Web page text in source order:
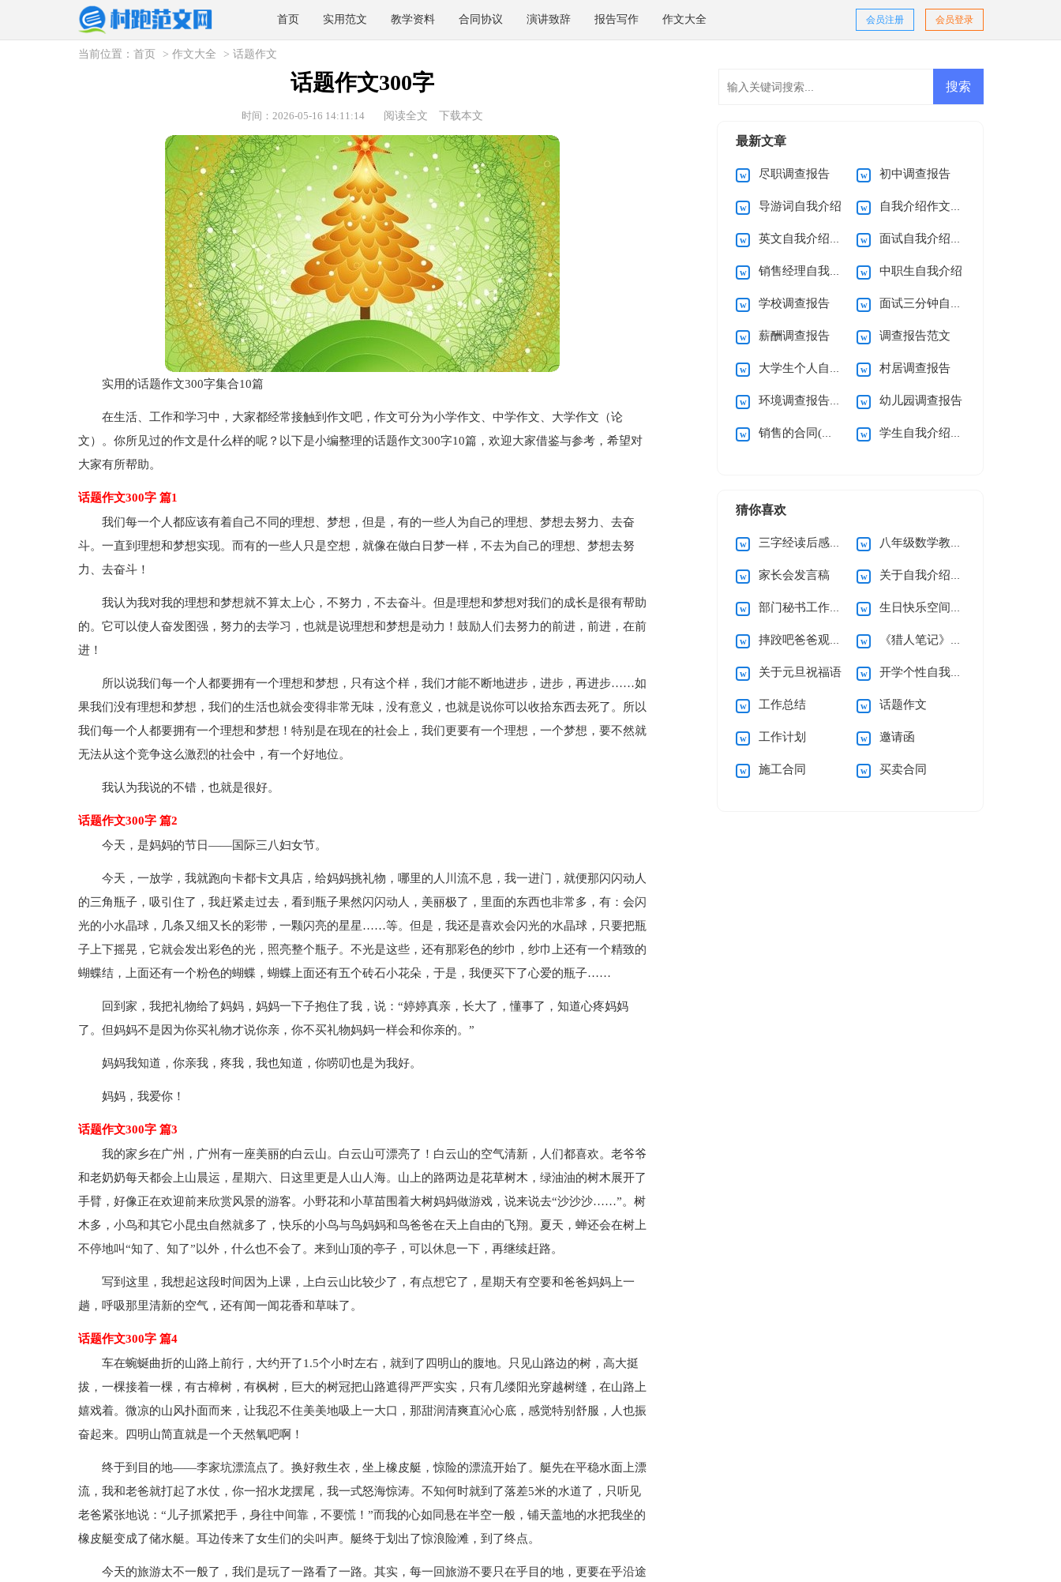
首页 实用范文 教学资料 合同协议 演讲致辞 报告写作 作文大全 会员登录
会员注册
当前位置： 首页 > 作文大全 > 话题作文
话题作文300字
时间：2026-05-16 14:11:14 阅读全文 下载本文
实用的话题作文300字集合10篇
在生活、工作和学习中，大家都经常接触到作文吧，作文可分为小学作文、中学作文、大学作文（论
文）。你所见过的作文是什么样的呢？以下是小编整理的话题作文300字10篇，欢迎大家借鉴与参考，希望对
大家有所帮助。
话题作文300字 篇1
我们每一个人都应该有着自己不同的理想、梦想，但是，有的一些人为自己的理想、梦想去努力、去奋
斗。一直到理想和梦想实现。而有的一些人只是空想，就像在做白日梦一样，不去为自己的理想、梦想去努
力、去奋斗！
我认为我对我的理想和梦想就不算太上心，不努力，不去奋斗。但是理想和梦想对我们的成长是很有帮助
的。它可以使人奋发图强，努力的去学习，也就是说理想和梦想是动力！鼓励人们去努力的前进，前进，在前
进！
所以说我们每一个人都要拥有一个理想和梦想，只有这个样，我们才能不断地进步，进步，再进步……如
果我们没有理想和梦想，我们的生活也就会变得非常无味，没有意义，也就是说你可以收拾东西去死了。所以
我们每一个人都要拥有一个理想和梦想！特别是在现在的社会上，我们更要有一个理想，一个梦想，要不然就
无法从这个竞争这么激烈的社会中，有一个好地位。
我认为我说的不错，也就是很好。
话题作文300字 篇2
今天，是妈妈的节日——国际三八妇女节。
今天，一放学，我就跑向卡都卡文具店，给妈妈挑礼物，哪里的人川流不息，我一进门，就便那闪闪动人
的三角瓶子，吸引住了，我赶紧走过去，看到瓶子果然闪闪动人，美丽极了，里面的东西也非常多，有：会闪
光的小水晶球，几条又细又长的彩带，一颗闪亮的星星……等。但是，我还是喜欢会闪光的水晶球，只要把瓶
子上下摇晃，它就会发出彩色的光，照亮整个瓶子。不光是这些，还有那彩色的纱巾，纱巾上还有一个精致的
蝴蝶结，上面还有一个粉色的蝴蝶，蝴蝶上面还有五个砖石小花朵，于是，我便买下了心爱的瓶子……
回到家，我把礼物给了妈妈，妈妈一下子抱住了我，说：“婷婷真亲，长大了，懂事了，知道心疼妈妈
了。但妈妈不是因为你买礼物才说你亲，你不买礼物妈妈一样会和你亲的。”
妈妈我知道，你亲我，疼我，我也知道，你唠叨也是为我好。
妈妈，我爱你！
话题作文300字 篇3
我的家乡在广州，广州有一座美丽的白云山。白云山可漂亮了！白云山的空气清新，人们都喜欢。老爷爷
和老奶奶每天都会上山晨运，星期六、日这里更是人山人海。山上的路两边是花草树木，绿油油的树木展开了
手臂，好像正在欢迎前来欣赏风景的游客。小野花和小草苗围着大树妈妈做游戏，说来说去“沙沙沙……”。树
木多，小鸟和其它小昆虫自然就多了，快乐的小鸟与鸟妈妈和鸟爸爸在天上自由的飞翔。夏天，蝉还会在树上
不停地叫“知了、知了”以外，什么也不会了。来到山顶的亭子，可以休息一下，再继续赶路。
写到这里，我想起这段时间因为上课，上白云山比较少了，有点想它了，星期天有空要和爸爸妈妈上一
趟，呼吸那里清新的空气，还有闻一闻花香和草味了。
话题作文300字 篇4
车在蜿蜒曲折的山路上前行，大约开了1.5个小时左右，就到了四明山的腹地。只见山路边的树，高大挺
拔，一棵接着一棵，有古樟树，有枫树，巨大的树冠把山路遮得严严实实，只有几缕阳光穿越树缝，在山路上
嬉戏着。微凉的山风扑面而来，让我忍不住美美地吸上一大口，那甜润清爽直沁心底，感觉特别舒服，人也振
奋起来。四明山简直就是一个天然氧吧啊！
终于到目的地——李家坑漂流点了。换好救生衣，坐上橡皮艇，惊险的漂流开始了。艇先在平稳水面上漂
流，我和老爸就打起了水仗，你一招水龙摆尾，我一式怒海惊涛。不知何时就到了落差5米的水道了，只听见
老爸紧张地说：“儿子抓紧把手，身往中间靠，不要慌！”而我的心如同悬在半空一般，铺天盖地的水把我坐的
橡皮艇变成了储水艇。耳边传来了女生们的尖叫声。艇终于划出了惊浪险滩，到了终点。
今天的旅游太不一般了，我们是玩了一路看了一路。其实，每一回旅游不要只在乎目的地，更要在乎沿途
最新文章
尽职调查报告 初中调查报告
导游词自我介绍 自我介绍作文(15篇)
英文自我介绍(集锦15篇) 面试自我介绍合集15篇
销售经理自我介绍 中职生自我介绍
学校调查报告 面试三分钟自我介绍
薪酬调查报告 调查报告范文
大学生个人自我介绍 村居调查报告
环境调查报告汇编15篇 幼儿园调查报告
销售的合同(通用15篇) 学生自我介绍(集锦15篇)
猜你喜欢
三字经读后感15篇 八年级数学教学工作总结
家长会发言稿 关于自我介绍(集合15篇)
部门秘书工作总结 生日快乐空间留言
摔跤吧爸爸观后感通用15篇 《猎人笔记》读后感
关于元旦祝福语 开学个性自我介绍
工作总结 话题作文
工作计划 邀请函
施工合同 买卖合同